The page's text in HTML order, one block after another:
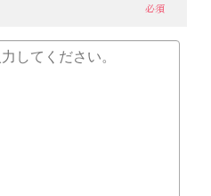
必須